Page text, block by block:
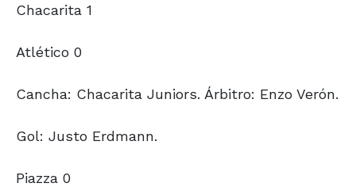
Chacarita 1
Atlético 0
Cancha: Chacarita Juniors. Árbitro: Enzo Verón.
Gol: Justo Erdmann.
Piazza 0